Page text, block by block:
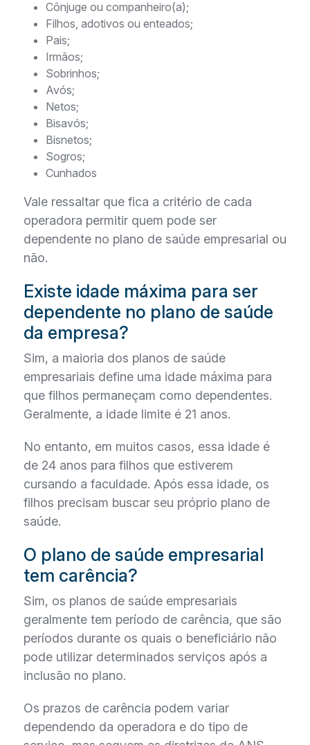
Cônjuge ou companheiro(a);
Filhos, adotivos ou enteados;
Pais;
Irmãos;
Sobrinhos;
Avós;
Netos;
Bisavós;
Bisnetos;
Sogros;
Cunhados
Vale ressaltar que fica a critério de cada
operadora permitir quem pode ser
dependente no plano de saúde empresarial ou
não.
Existe idade máxima para ser
dependente no plano de saúde
da empresa?
Sim, a maioria dos planos de saúde
empresariais define uma idade máxima para
que filhos permaneçam como dependentes.
Geralmente, a idade limite é 21 anos.
No entanto, em muitos casos, essa idade é
de 24 anos para filhos que estiverem
cursando a faculdade. Após essa idade, os
filhos precisam buscar seu próprio plano de
saúde.
O plano de saúde empresarial
tem carência?
Sim, os planos de saúde empresariais
geralmente tem período de carência, que são
períodos durante os quais o beneficiário não
pode utilizar determinados serviços após a
inclusão no plano.
Os prazos de carência podem variar
dependendo da operadora e do tipo de